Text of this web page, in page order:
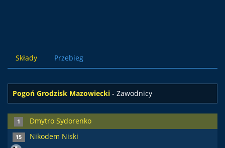
Składy Przebieg
Pogoń Grodzisk Mazowiecki - Zawodnicy
1 Dmytro Sydorenko
15 Nikodem Niski